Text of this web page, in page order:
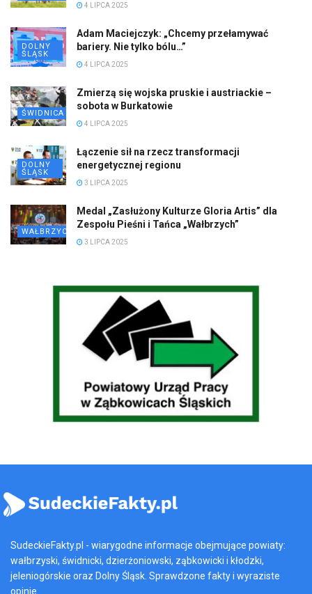
4 LIPCA 2025
DOLNY
ŚLĄSK
Adam Maciejczyk: „Chcemy przełamywać
bariery. Nie tylko bólu…”
4 LIPCA 2025
ŚWIDNICA
Zmierzą się wojska pruskie i austriackie –
sobota w Burkatowie
4 LIPCA 2025
DOLNY
ŚLĄSK
Łączenie sił na rzecz transformacji
energetycznej regionu
3 LIPCA 2025
WAŁBRZYCH
Medal „Zasłużony Kulturze Gloria Artis” dla
Zespołu Pieśni i Tańca „Wałbrzych”
3 LIPCA 2025
SudeckieFakty.pl - wiarygodne informacje obejmujące powiaty:
wałbrzyski, świdnicki, dzierżoniowski, ząbkowicki i kłodzki,
jeleniogórskie oraz Dolny Śląsk. Sprawdzone fakty i wyraziste
opinie.